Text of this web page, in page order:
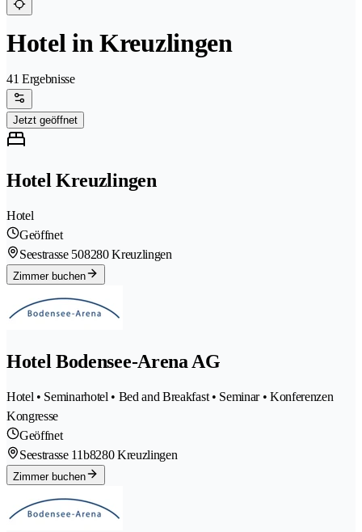
Hotel in Kreuzlingen
41 Ergebnisse
Jetzt geöffnet
Hotel Kreuzlingen
Hotel
Geöffnet
Seestrasse 508280 Kreuzlingen
Zimmer buchen
Hotel Bodensee-Arena AG
Hotel • Seminarhotel • Bed and Breakfast • Seminar • Konferenzen
Kongresse
Geöffnet
Seestrasse 11b8280 Kreuzlingen
Zimmer buchen